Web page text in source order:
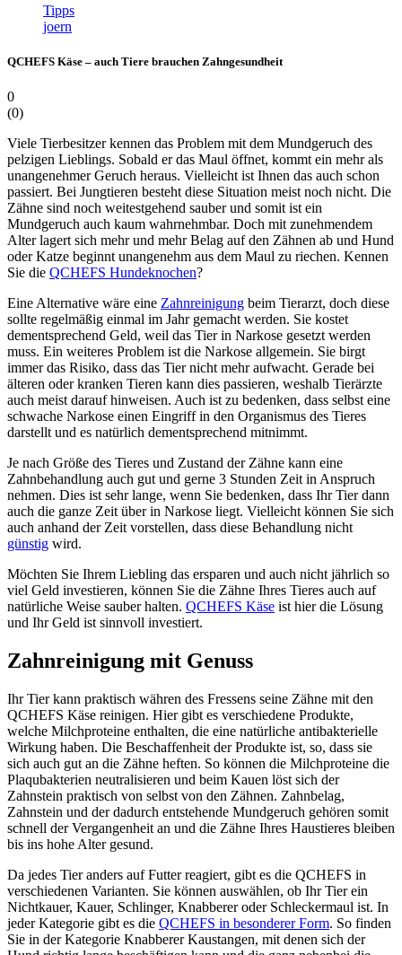
Tipps
joern
QCHEFS Käse – auch Tiere brauchen Zahngesundheit
0
(0)
Viele Tierbesitzer kennen das Problem mit dem Mundgeruch des
pelzigen Lieblings. Sobald er das Maul öffnet, kommt ein mehr als
unangenehmer Geruch heraus. Vielleicht ist Ihnen das auch schon
passiert. Bei Jungtieren besteht diese Situation meist noch nicht. Die
Zähne sind noch weitestgehend sauber und somit ist ein
Mundgeruch auch kaum wahrnehmbar. Doch mit zunehmendem
Alter lagert sich mehr und mehr Belag auf den Zähnen ab und Hund
oder Katze beginnt unangenehm aus dem Maul zu riechen. Kennen
Sie die QCHEFS Hundeknochen?
Eine Alternative wäre eine Zahnreinigung beim Tierarzt, doch diese
sollte regelmäßig einmal im Jahr gemacht werden. Sie kostet
dementsprechend Geld, weil das Tier in Narkose gesetzt werden
muss. Ein weiteres Problem ist die Narkose allgemein. Sie birgt
immer das Risiko, dass das Tier nicht mehr aufwacht. Gerade bei
älteren oder kranken Tieren kann dies passieren, weshalb Tierärzte
auch meist darauf hinweisen. Auch ist zu bedenken, dass selbst eine
schwache Narkose einen Eingriff in den Organismus des Tieres
darstellt und es natürlich dementsprechend mitnimmt.
Je nach Größe des Tieres und Zustand der Zähne kann eine
Zahnbehandlung auch gut und gerne 3 Stunden Zeit in Anspruch
nehmen. Dies ist sehr lange, wenn Sie bedenken, dass Ihr Tier dann
auch die ganze Zeit über in Narkose liegt. Vielleicht können Sie sich
auch anhand der Zeit vorstellen, dass diese Behandlung nicht
günstig wird.
Möchten Sie Ihrem Liebling das ersparen und auch nicht jährlich so
viel Geld investieren, können Sie die Zähne Ihres Tieres auch auf
natürliche Weise sauber halten. QCHEFS Käse ist hier die Lösung
und Ihr Geld ist sinnvoll investiert.
Zahnreinigung mit Genuss
Ihr Tier kann praktisch währen des Fressens seine Zähne mit den
QCHEFS Käse reinigen. Hier gibt es verschiedene Produkte,
welche Milchproteine enthalten, die eine natürliche antibakterielle
Wirkung haben. Die Beschaffenheit der Produkte ist, so, dass sie
sich auch gut an die Zähne heften. So können die Milchproteine die
Plaqubakterien neutralisieren und beim Kauen löst sich der
Zahnstein praktisch von selbst von den Zähnen. Zahnbelag,
Zahnstein und der dadurch entstehende Mundgeruch gehören somit
schnell der Vergangenheit an und die Zähne Ihres Haustieres bleiben
bis ins hohe Alter gesund.
Da jedes Tier anders auf Futter reagiert, gibt es die QCHEFS in
verschiedenen Varianten. Sie können auswählen, ob Ihr Tier ein
Nichtkauer, Kauer, Schlinger, Knabberer oder Schleckermaul ist. In
jeder Kategorie gibt es die QCHEFS in besonderer Form. So finden
Sie in der Kategorie Knabberer Kaustangen, mit denen sich der